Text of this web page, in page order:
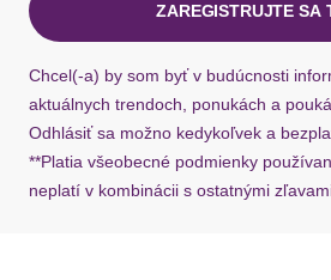
ZAREGISTRUJTE SA
Chcel(-a) by som byť v budúcnosti
aktuálnych trendoch, ponukách a
Odhlásiť sa možno kedykoľvek a
**Platia všeobecné podmienky
neplatí v kombinácii s ostatnými